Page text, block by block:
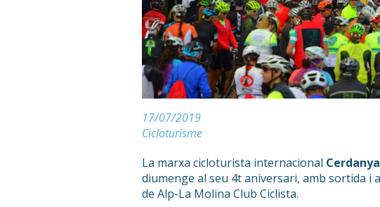
17/07/2019
Cicloturisme
La marxa cicloturista internacional
diumenge al seu 4t aniversari, amb sortida i
de Alp-La Molina Club Ciclista.